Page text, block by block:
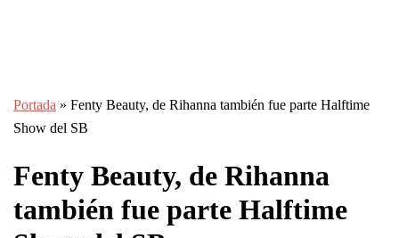
Portada » Fenty Beauty, de Rihanna también fue parte Halftime
Show del SB
Fenty Beauty, de Rihanna
también fue parte Halftime